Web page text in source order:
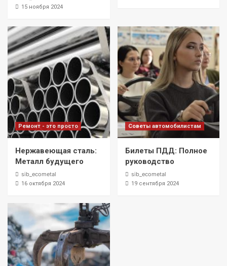
15 ноября 2024
Ремонт - это просто
Нержавеющая сталь:
Металл будущего
sib_ecometal
16 октября 2024
Советы автомобилистам
Билеты ПДД: Полное
руководство
sib_ecometal
19 сентября 2024